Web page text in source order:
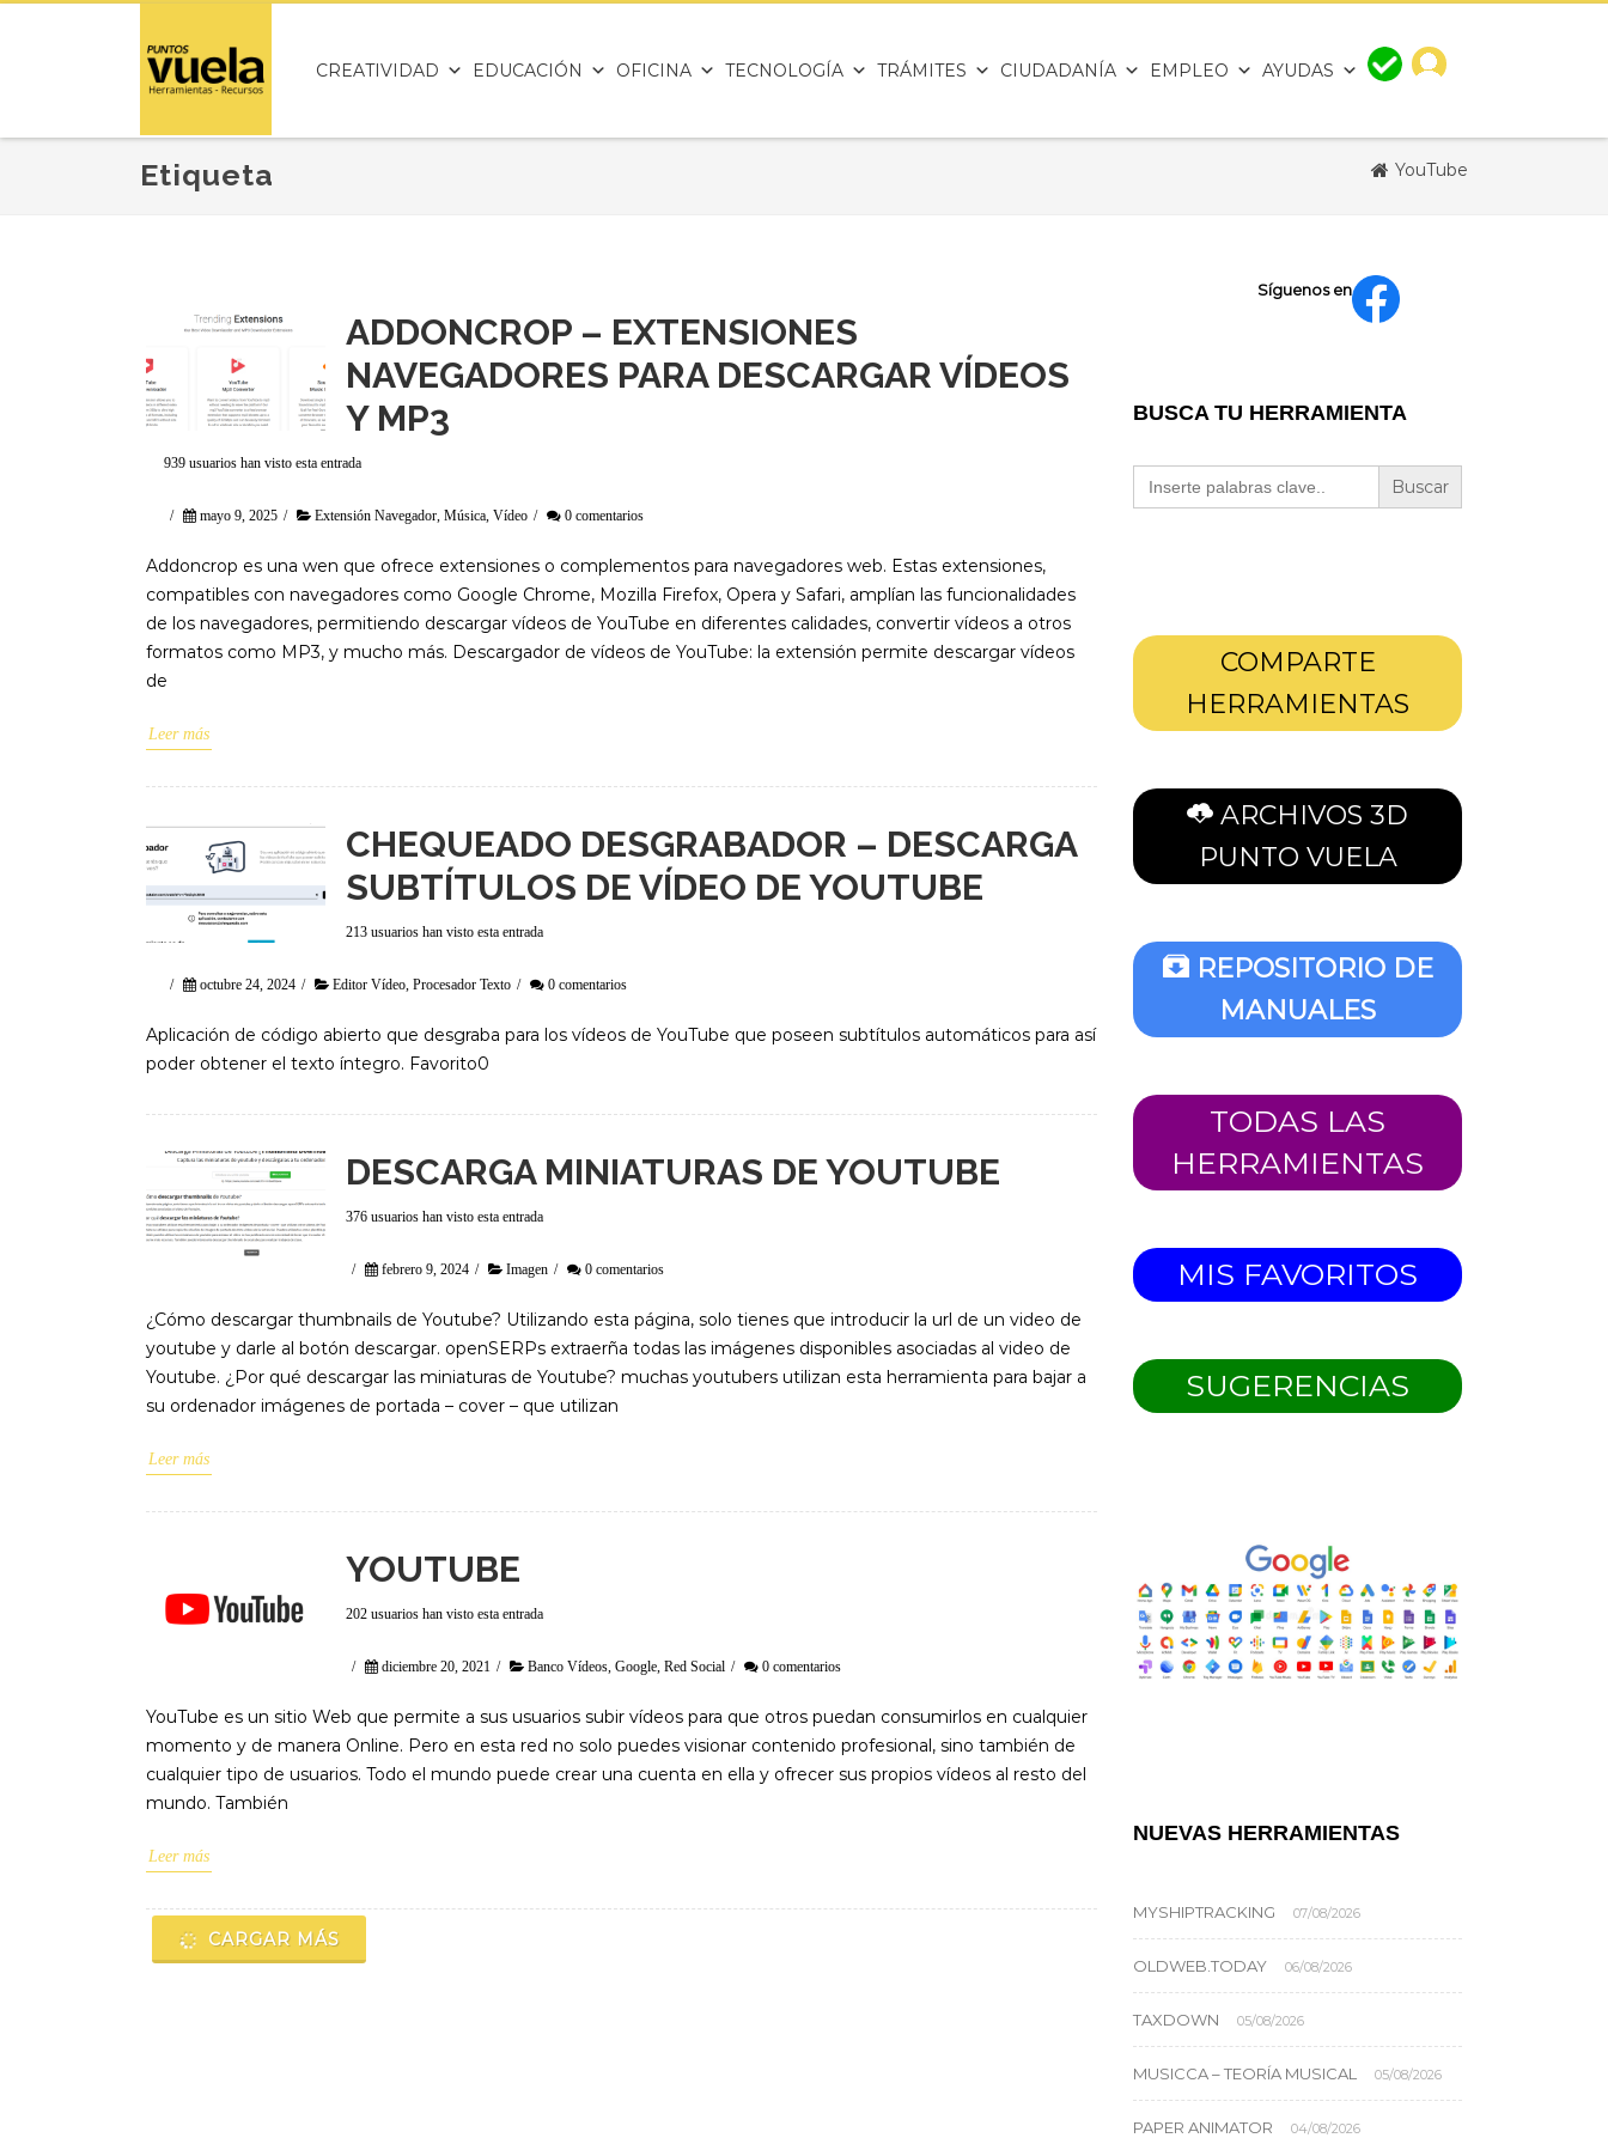
CREATIVIDAD EDUCACIÓN OFICINA TECNOLOGÍA TRÁMITES CIUDADANÍA EMPLEO AYUDAS
Etiqueta YouTube
ADDONCROP – EXTENSIONES
NAVEGADORES PARA DESCARGAR VÍDEOS
Y MP3
939 usuarios han visto esta entrada
/ mayo 9, 2025 / Extensión Navegador Música Vídeo / 0 comentarios
Addoncrop es una wen que ofrece extensiones o complementos para navegadores web. Estas extensiones,
compatibles con navegadores como Google Chrome, Mozilla Firefox, Opera y Safari, amplían las funcionalidades
de los navegadores, permitiendo descargar vídeos de YouTube en diferentes calidades, convertir vídeos a otros
formatos como MP3, y mucho más. Descargador de vídeos de YouTube: la extensión permite descargar vídeos
de
Leer más
CHEQUEADO DESGRABADOR – DESCARGA
SUBTÍTULOS DE VÍDEO DE YOUTUBE
213 usuarios han visto esta entrada
/ octubre 24, 2024 / Editor Vídeo Procesador Texto / 0 comentarios
Aplicación de código abierto que desgraba para los vídeos de YouTube que poseen subtítulos automáticos para así
poder obtener el texto íntegro. Favorito0
DESCARGA MINIATURAS DE YOUTUBE
376 usuarios han visto esta entrada
/ febrero 9, 2024 / Imagen / 0 comentarios
¿Cómo descargar thumbnails de Youtube? Utilizando esta página, solo tienes que introducir la url de un video de
youtube y darle al botón descargar. openSERPs extraerña todas las imágenes disponibles asociadas al video de
Youtube. ¿Por qué descargar las miniaturas de Youtube? muchas youtubers utilizan esta herramienta para bajar a
su ordenador imágenes de portada – cover – que utilizan
Leer más
YOUTUBE
202 usuarios han visto esta entrada
/ diciembre 20, 2021 / Banco Vídeos Google Red Social / 0 comentarios
​YouTube es un sitio Web que permite a sus usuarios subir vídeos para que otros puedan consumirlos en cualquier
momento y de manera Online. Pero en esta red no solo puedes visionar contenido profesional, sino también de
cualquier tipo de usuarios. Todo el mundo puede crear una cuenta en ella y ofrecer sus propios vídeos al resto del
mundo. También
Leer más
CARGAR MÁS
Síguenos en
BUSCA TU HERRAMIENTA
Buscar:
COMPARTE
HERRAMIENTAS
ARCHIVOS 3D
PUNTO VUELA
REPOSITORIO DE
MANUALES
TODAS LAS
HERRAMIENTAS
MIS FAVORITOS
SUGERENCIAS
NUEVAS HERRAMIENTAS
MYSHIPTRACKING 07/08/2026
OLDWEB.TODAY 06/08/2026
TAXDOWN 05/08/2026
MUSICCA – TEORÍA MUSICAL 05/08/2026
PAPER ANIMATOR 04/08/2026